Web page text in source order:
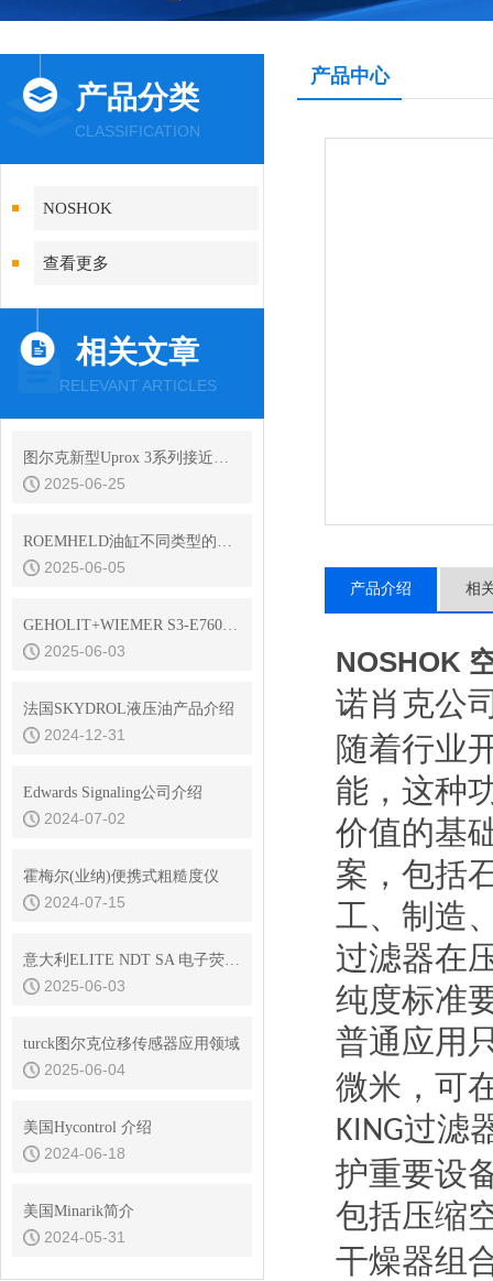
产品分类
CLASSIFICATION
NOSHOK
查看更多
相关文章
RELEVANT ARTICLES
图尔克新型Uprox 3系列接近开关
2025-06-25
ROEMHELD油缸不同类型的工作原理
2025-06-05
GEHOLIT+WIEMER S3-E7600耐高温油漆
2025-06-03
法国SKYDROL液压油产品介绍
2024-12-31
Edwards Signaling公司介绍
2024-07-02
霍梅尔(业纳)便携式粗糙度仪
2024-07-15
意大利ELITE NDT SA 电子荧光光度计NDT S291
2025-06-03
turck图尔克位移传感器应用领域
2025-06-04
美国Hycontrol 介绍
2024-06-18
美国Minarik简介
2024-05-31
产品中心
产品介绍 相
NOSHOK
诺肖克公
随着行业
能，这种
价值的基
案，包括
工、制造
过滤器在
纯度标准
普通应用
微米，可
KING过滤
护重要设
包括压缩
干燥器组